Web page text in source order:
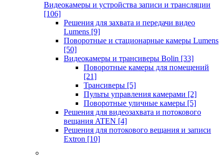
Видеокамеры и устройства записи и трансляции
[106]
Решения для захвата и передачи видео
Lumens [9]
Поворотные и стационарные камеры Lumens
[50]
Видеокамеры и трансиверы Bolin [33]
Поворотные камеры для помещений
[21]
Трансиверы [5]
Пульты управления камерами [2]
Поворотные уличные камеры [5]
Решения для видеозахвата и потокового
вещания ATEN [4]
Решения для потокового вещания и записи
Extron [10]